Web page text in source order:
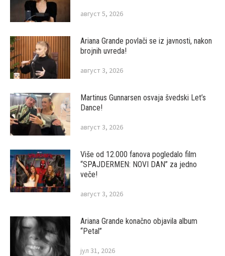
август 5, 2026
Ariana Grande povlači se iz javnosti, nakon
brojnih uvreda!
август 3, 2026
Martinus Gunnarsen osvaja švedski Let’s
Dance!
август 3, 2026
Više od 12.000 fanova pogledalo film
“SPAJDERMEN: NOVI DAN” za jedno
veče!
август 3, 2026
Ariana Grande konačno objavila album
“Petal”
јул 31, 2026